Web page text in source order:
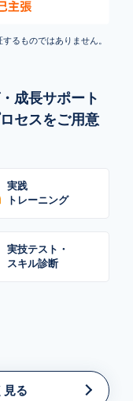
るものではありません。
成長サポート
セスをご用意
実践
トレーニング
実技テスト・
スキル診断
見る